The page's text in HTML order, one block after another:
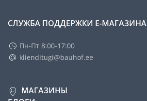
СЛУЖБА ПОДДЕРЖКИ Е-МАГАЗИНА
Пн-Пт 8:00-17:00
klienditugi@bauhof.ee
МАГАЗИНЫ